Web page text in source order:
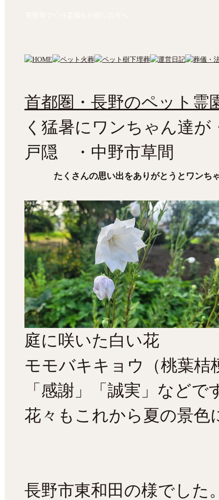
首都圏・長野のペット霊
く猛暑にワンちゃん達
戸隠 ・中野市草間
たくさんの思い出をありがとうとワンち
庭に咲いた白い花
モモバキキョウ（桃葉桔
「感謝」「誠実」などで
花々もこれから夏の景色
長野市東和田の様でした